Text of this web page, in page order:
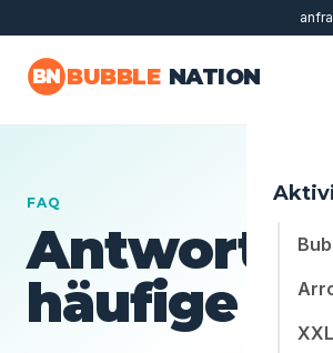
BN BUBBLE NATION
FAQ
Antworten
häufige